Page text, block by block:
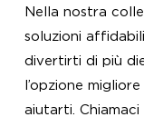
Nella nostra
soluzioni
divertirti di più
l’opzione
aiutarti.